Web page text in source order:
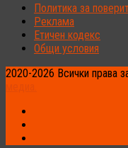
Политика за
Реклама
Етичен кодекс
Общи условия
2020-2026 Всички права